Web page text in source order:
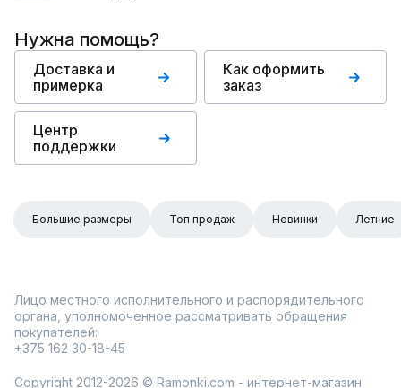
Нужна помощь?
Доставка и
примерка
Как оформить
заказ
Центр
поддержки
Большие размеры Топ продаж Новинки Летние
Лицо местного исполнительного и распорядительного
органа, уполномоченное рассматривать обращения
покупателей:
+375 162 30-18-45
Copyright 2012-2026 © Ramonki.com - интернет-магазин